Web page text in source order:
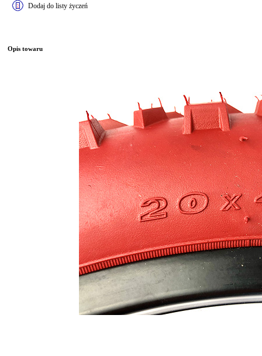
Dodaj do listy życzeń
Opis towaru